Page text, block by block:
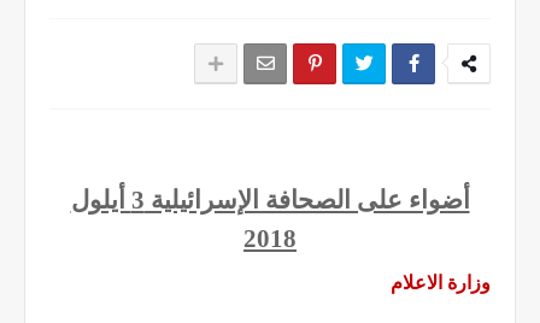
أضواء على الصحافة الإسرائيلية 3 أيلول
2018
وزارة الاعلام